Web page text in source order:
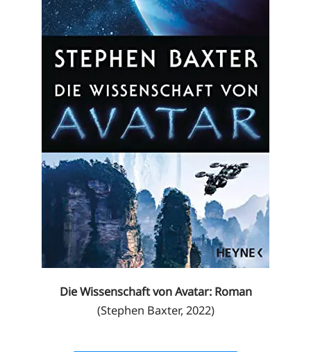
Die Wissenschaft von Avatar: Roman
(Stephen Baxter, 2022)